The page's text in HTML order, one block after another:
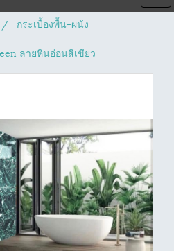
กระเบื้องพื้น-ผนัง
ลายหินอ่อนสีเขียว